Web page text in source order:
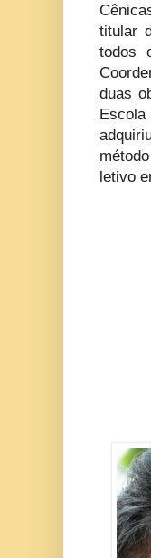
titular
todos
duas
letivo